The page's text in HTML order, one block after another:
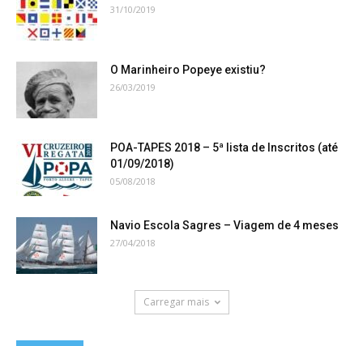
31/10/2019
O Marinheiro Popeye existiu?
26/03/2019
POA-TAPES 2018 – 5ª lista de Inscritos (até
01/09/2018)
05/08/2018
Navio Escola Sagres – Viagem de 4 meses
27/04/2018
Carregar mais